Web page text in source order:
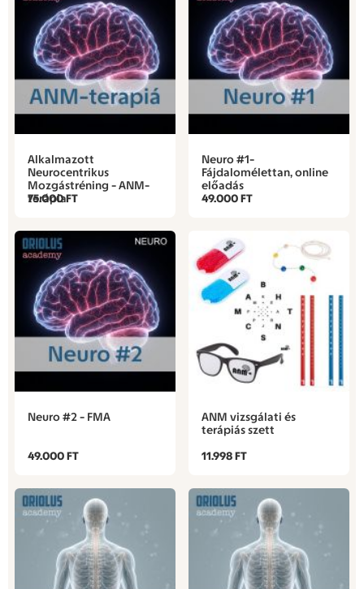
Alkalmazott
Neurocentrikus
Mozgástréning - ANM-
terápia
75.000 FT
Neuro #1-
Fájdalomélettan, online
előadás
49.000 FT
Neuro #2 - FMA
49.000 FT
ANM vizsgálati és
terápiás szett
11.998 FT